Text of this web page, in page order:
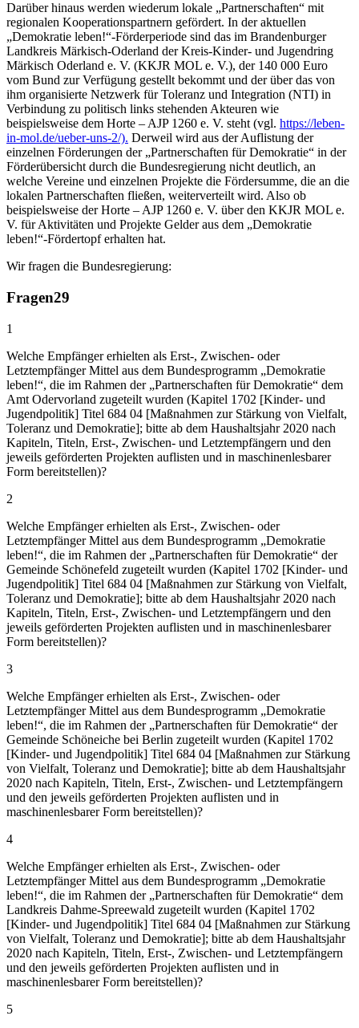
Darüber hinaus werden wiederum lokale „Partnerschaften“ mit
regionalen Kooperationspartnern gefördert. In der aktuellen
„Demokratie leben!“-Förderperiode sind das im Brandenburger
Landkreis Märkisch-Oderland der Kreis-Kinder- und Jugendring
Märkisch Oderland e. V. (KKJR MOL e. V.), der 140 000 Euro
vom Bund zur Verfügung gestellt bekommt und der über das von
ihm organisierte Netzwerk für Toleranz und Integration (NTI) in
Verbindung zu politisch links stehenden Akteuren wie
beispielsweise dem Horte – AJP 1260 e. V. steht (vgl. https://leben-
in-mol.de/ueber-uns-2/). Derweil wird aus der Auflistung der
einzelnen Förderungen der „Partnerschaften für Demokratie“ in der
Förderübersicht durch die Bundesregierung nicht deutlich, an
welche Vereine und einzelnen Projekte die Fördersumme, die an die
lokalen Partnerschaften fließen, weiterverteilt wird. Also ob
beispielsweise der Horte – AJP 1260 e. V. über den KKJR MOL e.
V. für Aktivitäten und Projekte Gelder aus dem „Demokratie
leben!“-Fördertopf erhalten hat.
Wir fragen die Bundesregierung:
Fragen29
1
Welche Empfänger erhielten als Erst-, Zwischen- oder
Letztempfänger Mittel aus dem Bundesprogramm „Demokratie
leben!“, die im Rahmen der „Partnerschaften für Demokratie“ dem
Amt Odervorland zugeteilt wurden (Kapitel 1702 [Kinder- und
Jugendpolitik] Titel 684 04 [Maßnahmen zur Stärkung von Vielfalt,
Toleranz und Demokratie]; bitte ab dem Haushaltsjahr 2020 nach
Kapiteln, Titeln, Erst-, Zwischen- und Letztempfängern und den
jeweils geförderten Projekten auflisten und in maschinenlesbarer
Form bereitstellen)?
2
Welche Empfänger erhielten als Erst-, Zwischen- oder
Letztempfänger Mittel aus dem Bundesprogramm „Demokratie
leben!“, die im Rahmen der „Partnerschaften für Demokratie“ der
Gemeinde Schönefeld zugeteilt wurden (Kapitel 1702 [Kinder- und
Jugendpolitik] Titel 684 04 [Maßnahmen zur Stärkung von Vielfalt,
Toleranz und Demokratie]; bitte ab dem Haushaltsjahr 2020 nach
Kapiteln, Titeln, Erst-, Zwischen- und Letztempfängern und den
jeweils geförderten Projekten auflisten und in maschinenlesbarer
Form bereitstellen)?
3
Welche Empfänger erhielten als Erst-, Zwischen- oder
Letztempfänger Mittel aus dem Bundesprogramm „Demokratie
leben!“, die im Rahmen der „Partnerschaften für Demokratie“ der
Gemeinde Schöneiche bei Berlin zugeteilt wurden (Kapitel 1702
[Kinder- und Jugendpolitik] Titel 684 04 [Maßnahmen zur Stärkung
von Vielfalt, Toleranz und Demokratie]; bitte ab dem Haushaltsjahr
2020 nach Kapiteln, Titeln, Erst-, Zwischen- und Letztempfängern
und den jeweils geförderten Projekten auflisten und in
maschinenlesbarer Form bereitstellen)?
4
Welche Empfänger erhielten als Erst-, Zwischen- oder
Letztempfänger Mittel aus dem Bundesprogramm „Demokratie
leben!“, die im Rahmen der „Partnerschaften für Demokratie“ dem
Landkreis Dahme-Spreewald zugeteilt wurden (Kapitel 1702
[Kinder- und Jugendpolitik] Titel 684 04 [Maßnahmen zur Stärkung
von Vielfalt, Toleranz und Demokratie]; bitte ab dem Haushaltsjahr
2020 nach Kapiteln, Titeln, Erst-, Zwischen- und Letztempfängern
und den jeweils geförderten Projekten auflisten und in
maschinenlesbarer Form bereitstellen)?
5